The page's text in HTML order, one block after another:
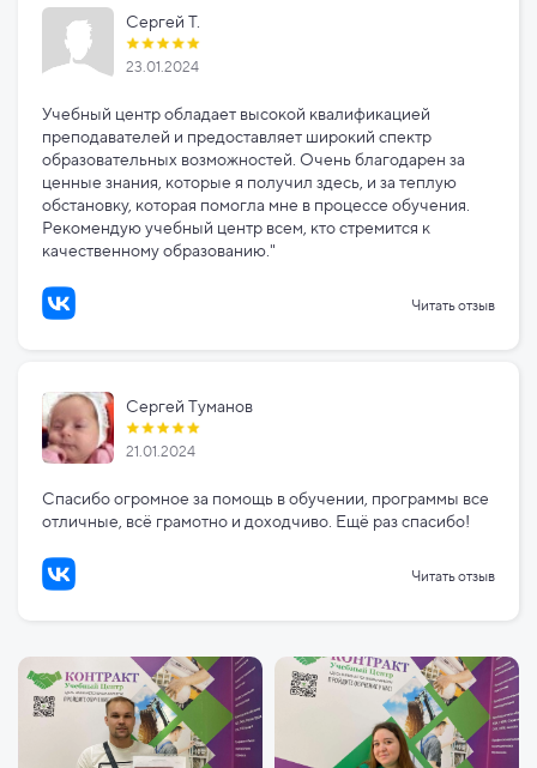
Сергей Т.
23.01.2024
Учебный центр обладает высокой квалификацией
преподавателей и предоставляет широкий спектр
образовательных возможностей. Очень благодарен за
ценные знания, которые я получил здесь, и за теплую
обстановку, которая помогла мне в процессе обучения.
Рекомендую учебный центр всем, кто стремится к
качественному образованию."
Читать отзыв
Сергей Туманов
21.01.2024
Спасибо огромное за помощь в обучении, программы все
отличные, всё грамотно и доходчиво. Ещё раз спасибо!
Читать отзыв